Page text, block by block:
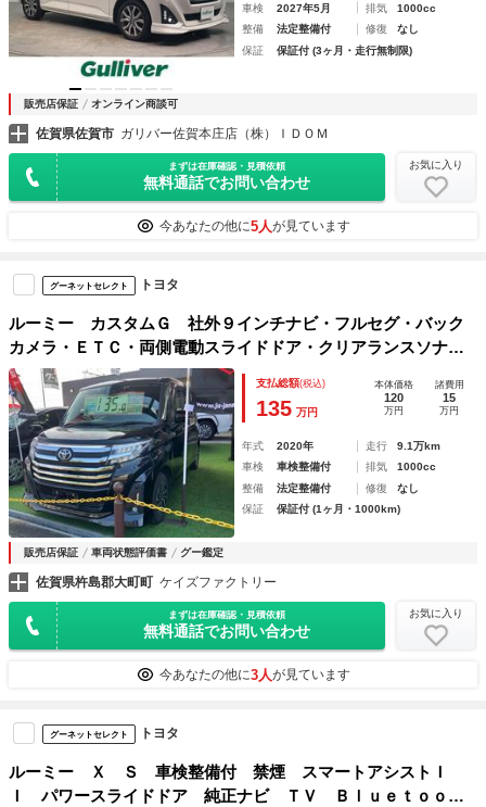
車検
2027年5月 排気
1000cc
整備
法定整備付 修復
なし
保証
保証付 (3ヶ月・走行無制限)
販売店保証 オンライン商談可
佐賀県佐賀市 ガリバー佐賀本庄店（株）ＩＤＯＭ
まずは在庫確認・見積依頼
無料通話でお問い合わせ
お気に入り
今あなたの他に5人が見ています
グーネットセレクト トヨタ
ルーミー カスタムＧ 社外９インチナビ・フルセグ・バック
カメラ・ＥＴＣ・両側電動スライドドア・クリアランスソナ
ー・オートクルーズコントロール・衝突被害軽減システム・ア
ルミホイール・オートライト・ＬＥＤヘッドランプ
支払総額(税込)
135 万円
本体価格
120
万円
諸費用
15
万円
年式 2020年 走行
9.1万km
車検
車検整備付 排気
1000cc
整備
法定整備付 修復
なし
保証
保証付 (1ヶ月・1000km)
販売店保証 車両状態評価書 グー鑑定
佐賀県杵島郡大町町 ケイズファクトリー
まずは在庫確認・見積依頼
無料通話でお問い合わせ
お気に入り
今あなたの他に3人が見ています
グーネットセレクト トヨタ
ルーミー Ｘ Ｓ 車検整備付 禁煙 スマートアシストＩ
Ｉ パワースライドドア 純正ナビ ＴＶ Ｂｌｕｅｔｏｏｔ